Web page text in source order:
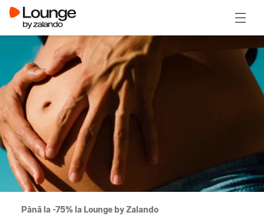
Până la -75% la Lounge by Zalando